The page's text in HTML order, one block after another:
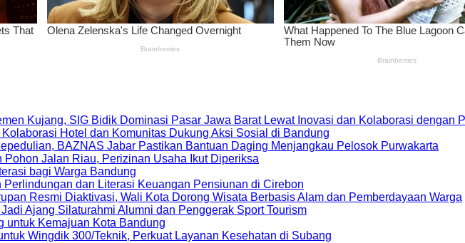
Kujang, SIG Bidik Dominasi Pasar Jawa Barat Lewat Inovasi dan Kolaborasi dengan
Hotel dan Komunitas Dukung Aksi Sosial di Bandung
BAZNAS Jabar Pastikan Bantuan Daging Menjangkau Pelosok Purwakarta
Pohon Jalan Riau, Perizinan Usaha Ikut Diperiksa
bagi Warga Bandung
Perlindungan dan Literasi Keuangan Pensiunan di Cirebon
Resmi Diaktivasi, Wali Kota Dorong Wisata Berbasis Alam dan Pemberdayaan Warga
Ajang Silaturahmi Alumni dan Penggerak Sport Tourism
untuk Kemajuan Kota Bandung
Wingdik 300/Teknik, Perkuat Layanan Kesehatan di Subang